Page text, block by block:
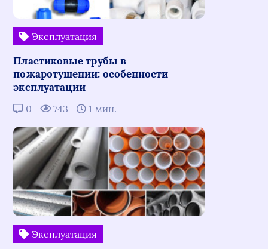
Эксплуатация
Пластиковые трубы в
пожаротушении: особенности
эксплуатации
0 743 1 мин.
Эксплуатация